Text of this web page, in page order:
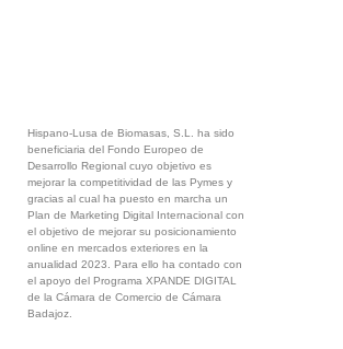
Hispano-Lusa de Biomasas, S.L. ha sido
beneficiaria del Fondo Europeo de
Desarrollo Regional cuyo objetivo es
mejorar la competitividad de las Pymes y
gracias al cual ha puesto en marcha un
Plan de Marketing Digital Internacional con
el objetivo de mejorar su posicionamiento
online en mercados exteriores en la
anualidad 2023. Para ello ha contado con
el apoyo del Programa XPANDE DIGITAL
de la Cámara de Comercio de Cámara
Badajoz.